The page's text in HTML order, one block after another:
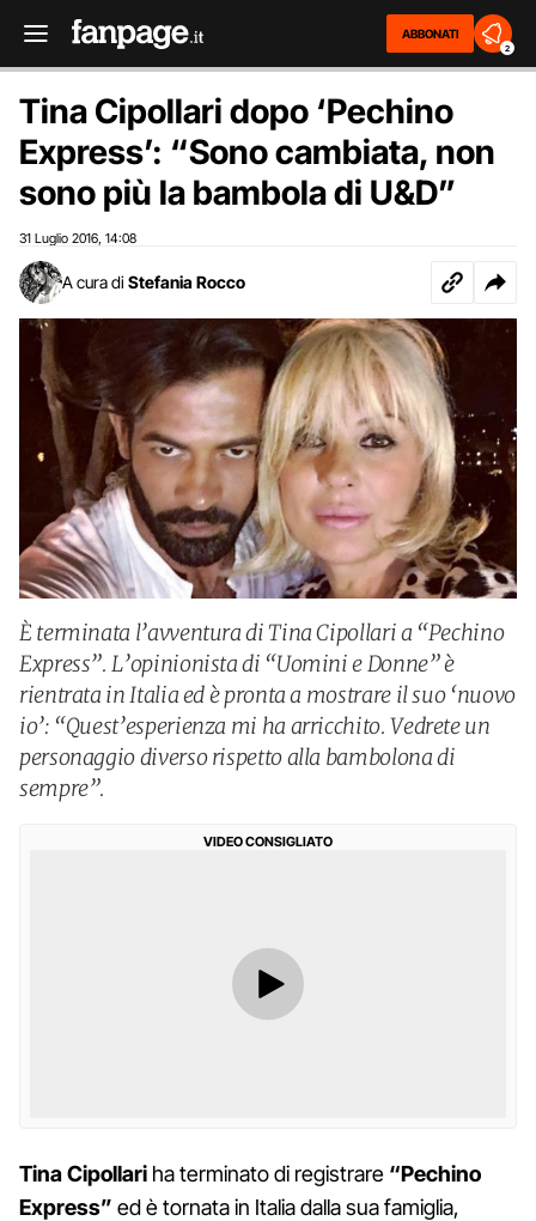
ABBONATI
2
Tina Cipollari dopo ‘Pechino
Express’: “Sono cambiata, non
sono più la bambola di U&D”
31 Luglio 2016 14:08
A cura di Stefania Rocco
È terminata l’avventura di Tina Cipollari a “Pechino
Express”. L’opinionista di “Uomini e Donne” è
rientrata in Italia ed è pronta a mostrare il suo ‘nuovo
io’: “Quest’esperienza mi ha arricchito. Vedrete un
personaggio diverso rispetto alla bambolona di
sempre”.
VIDEO CONSIGLIATO
Tina Cipollari ha terminato di registrare “Pechino
Express” ed è tornata in Italia dalla sua famiglia,